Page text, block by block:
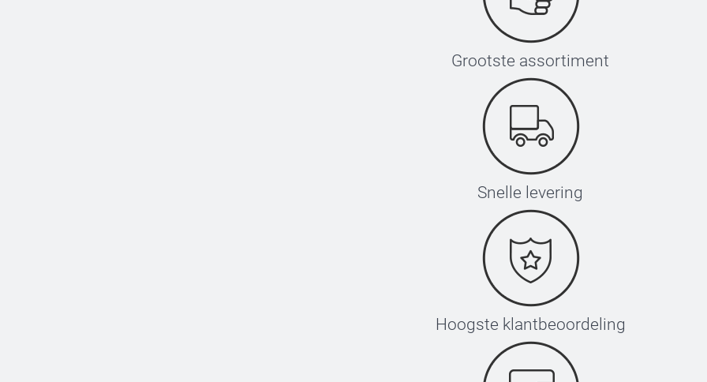
Grootste assortiment
Snelle levering
Hoogste klantbeoordeling